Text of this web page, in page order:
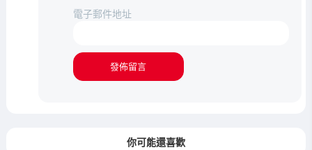
電子郵件地址
你可能還喜歡